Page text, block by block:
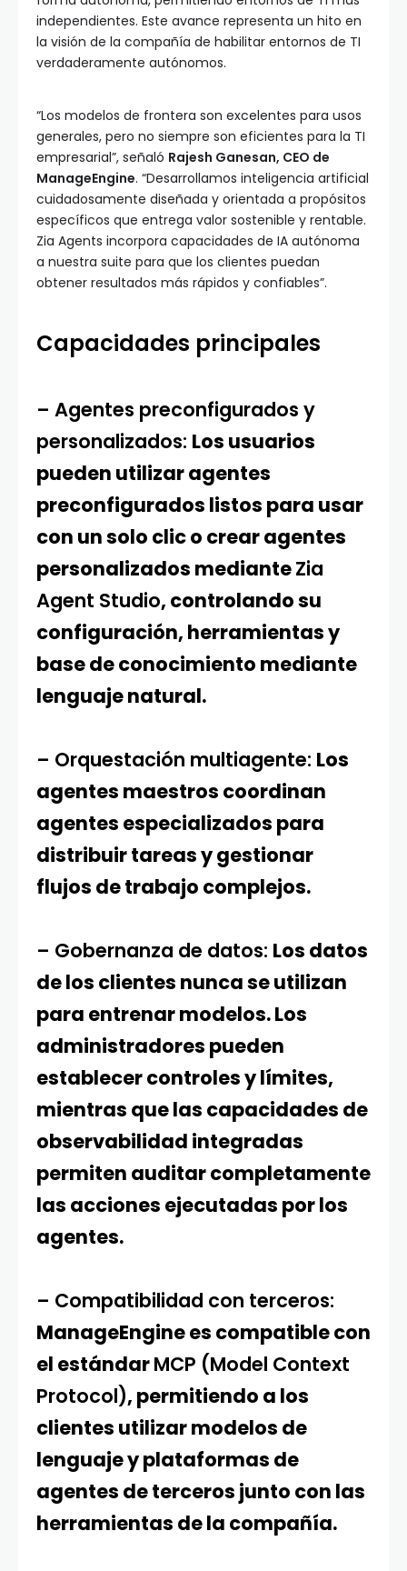
independientes. Este avance representa un hito en
la visión de la compañía de habilitar entornos de TI
verdaderamente autónomos.
“Los modelos de frontera son excelentes para usos
generales, pero no siempre son eficientes para la TI
empresarial”, señaló Rajesh Ganesan, CEO de
ManageEngine. “Desarrollamos inteligencia artificial
cuidadosamente diseñada y orientada a propósitos
específicos que entrega valor sostenible y rentable.
Zia Agents incorpora capacidades de IA autónoma
a nuestra suite para que los clientes puedan
obtener resultados más rápidos y confiables”.
Capacidades principales
– Agentes preconfigurados y
personalizados: Los usuarios
pueden utilizar agentes
preconfigurados listos para usar
con un solo clic o crear agentes
personalizados medianteZia
Agent Studio, controlando su
configuración, herramientas y
base de conocimiento mediante
lenguaje natural.
– Orquestación multiagente: Los
agentes maestros coordinan
agentes especializados para
distribuir tareas y gestionar
flujos de trabajo complejos.
– Gobernanza de datos: Los datos
de los clientes nunca se utilizan
para entrenar modelos. Los
administradores pueden
establecer controles y límites,
mientras que las capacidades de
observabilidad integradas
permiten auditar completamente
las acciones ejecutadas por los
agentes.
– Compatibilidad con terceros:
ManageEngine es compatible con
el estándarMCP (Model Context
Protocol), permitiendo a los
clientes utilizar modelos de
lenguaje y plataformas de
agentes de terceros junto con las
herramientas de la compañía.